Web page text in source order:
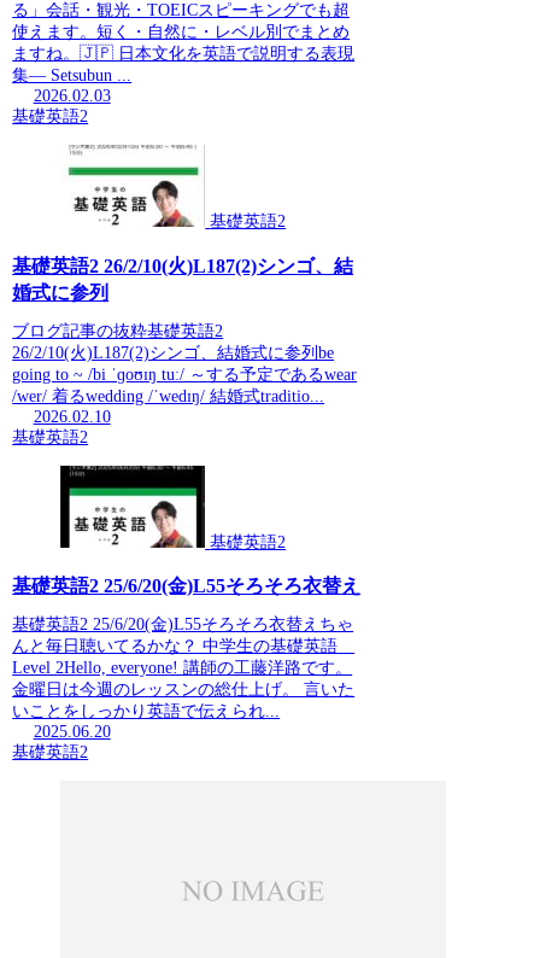
る」会話・観光・TOEICスピーキングでも超
使えます。短く・自然に・レベル別でまとめ
ますね。🇯🇵 日本文化を英語で説明する表現
集― Setsubun ...
2026.02.03
基礎英語2
基礎英語2
基礎英語2 26/2/10(火)L187(2)シンゴ、結
婚式に参列
ブログ記事の抜粋基礎英語2
26/2/10(火)L187(2)シンゴ、結婚式に参列be
going to ~ /bi ˈɡoʊɪŋ tuː/ ～する予定であるwear
/wer/ 着るwedding /ˈwedɪŋ/ 結婚式traditio...
2026.02.10
基礎英語2
基礎英語2
基礎英語2 25/6/20(金)L55そろそろ衣替え
基礎英語2 25/6/20(金)L55そろそろ衣替えちゃ
んと毎日聴いてるかな？ 中学生の基礎英語
Level 2Hello, everyone! 講師の工藤洋路です。
金曜日は今週のレッスンの総仕上げ。 言いた
いことをしっかり英語で伝えられ...
2025.06.20
基礎英語2